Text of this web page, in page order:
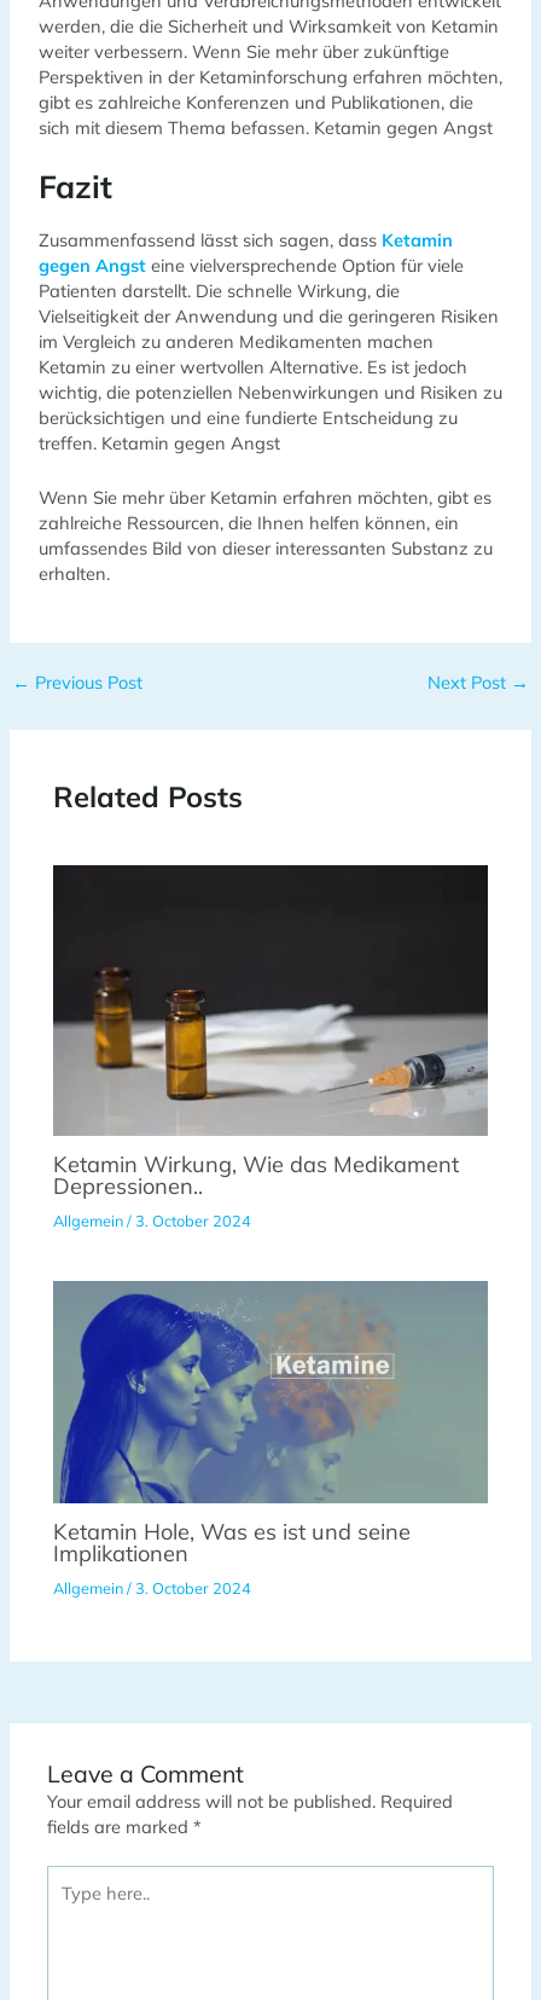
werden, die die Sicherheit und Wirksamkeit von Ketamin
weiter verbessern. Wenn Sie mehr über zukünftige
Perspektiven in der Ketaminforschung erfahren möchten,
gibt es zahlreiche Konferenzen und Publikationen, die
sich mit diesem Thema befassen. Ketamin gegen Angst
Fazit
Zusammenfassend lässt sich sagen, dass Ketamin
gegen Angsteine vielversprechende Option für viele
Patienten darstellt. Die schnelle Wirkung, die
Vielseitigkeit der Anwendung und die geringeren Risiken
im Vergleich zu anderen Medikamenten machen
Ketamin zu einer wertvollen Alternative. Es ist jedoch
wichtig, die potenziellen Nebenwirkungen und Risiken zu
berücksichtigen und eine fundierte Entscheidung zu
treffen. Ketamin gegen Angst
Wenn Sie mehr über Ketamin erfahren möchten, gibt es
zahlreiche Ressourcen, die Ihnen helfen können, ein
umfassendes Bild von dieser interessanten Substanz zu
erhalten.
← Previous Post Next Post →
Related Posts
Ketamin Wirkung, Wie das Medikament
Depressionen..
Allgemein/3. October 2024
Ketamin Hole, Was es ist und seine
Implikationen
Allgemein/3. October 2024
Leave a Comment
Your email address will not be published. Required
fields are marked*
here..